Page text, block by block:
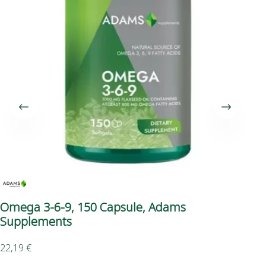
Omega 3-6-9, 150 Capsule, Adams
Supplements
22,19 €